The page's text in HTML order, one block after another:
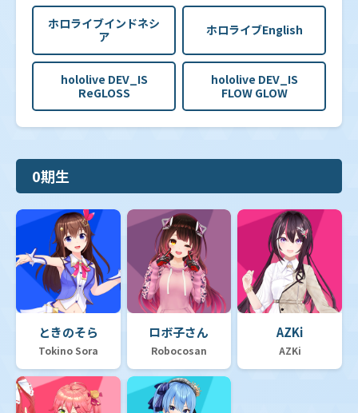
ホロライブインドネシ
ア
ホロライブEnglish
hololive DEV_IS
ReGLOSS
hololive DEV_IS
FLOW GLOW
0期生
ときのそら
Tokino Sora
ロボ子さん
Robocosan
AZKi
AZKi